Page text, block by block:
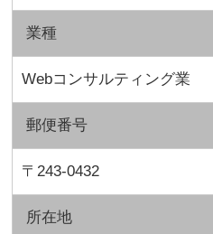
業種
Webコンサルティング業
郵便番号
〒243-0432
所在地